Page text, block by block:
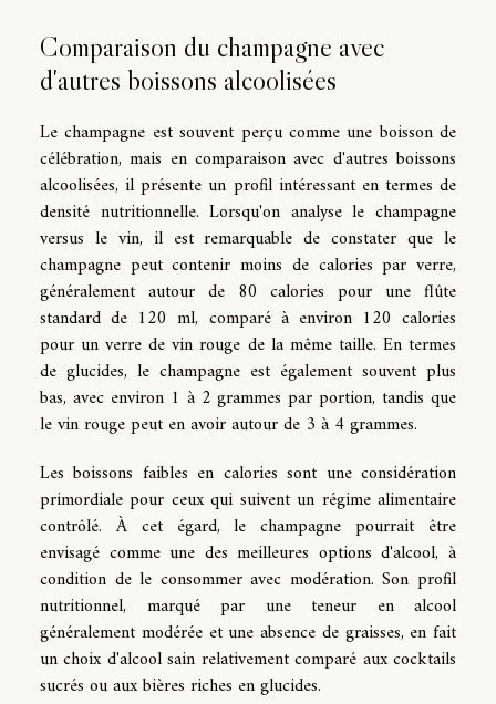
Comparaison du champagne avec
d'autres boissons alcoolisées
Le champagne est souvent perçu comme une boisson de
célébration, mais en comparaison avec d'autres boissons
alcoolisées, il présente un profil intéressant en termes de
densité nutritionnelle. Lorsqu'on analyse le champagne
versus le vin, il est remarquable de constater que le
champagne peut contenir moins de calories par verre,
généralement autour de 80 calories pour une flûte
standard de 120 ml, comparé à environ 120 calories
pour un verre de vin rouge de la même taille. En termes
de glucides, le champagne est également souvent plus
bas, avec environ 1 à 2 grammes par portion, tandis que
le vin rouge peut en avoir autour de 3 à 4 grammes.
Les boissons faibles en calories sont une considération
primordiale pour ceux qui suivent un régime alimentaire
contrôlé. À cet égard, le champagne pourrait être
envisagé comme une des meilleures options d'alcool, à
condition de le consommer avec modération. Son profil
nutritionnel, marqué par une teneur en alcool
généralement modérée et une absence de graisses, en fait
un choix d'alcool sain relativement comparé aux cocktails
sucrés ou aux bières riches en glucides.